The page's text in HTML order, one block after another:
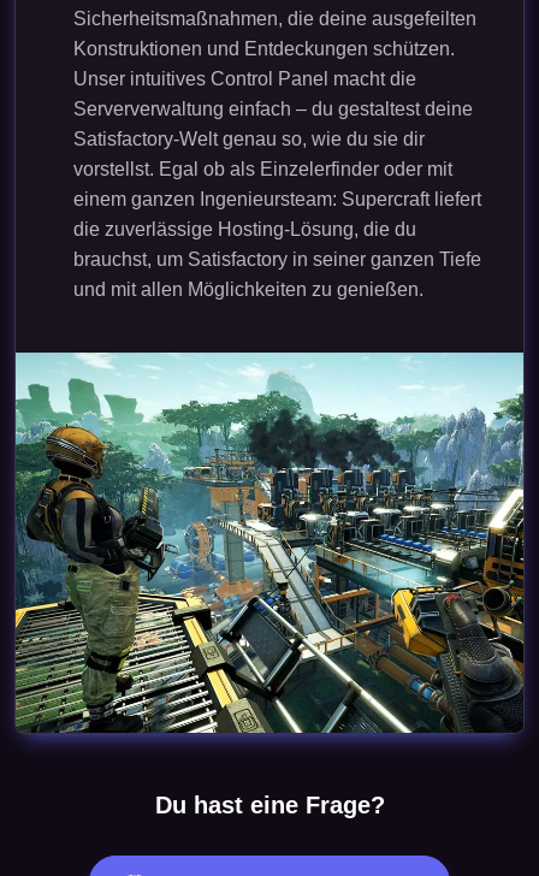
Sicherheitsmaßnahmen, die deine ausgefeilten
Konstruktionen und Entdeckungen schützen.
Unser intuitives Control Panel macht die
Serververwaltung einfach – du gestaltest deine
Satisfactory-Welt genau so, wie du sie dir
vorstellst. Egal ob als Einzelerfinder oder mit
einem ganzen Ingenieursteam: Supercraft liefert
die zuverlässige Hosting-Lösung, die du
brauchst, um Satisfactory in seiner ganzen Tiefe
und mit allen Möglichkeiten zu genießen.
Du hast eine Frage?